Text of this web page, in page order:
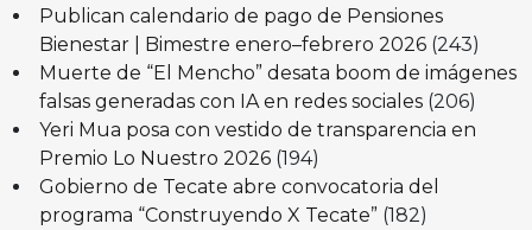
Publican calendario de pago de Pensiones
Bienestar | Bimestre enero–febrero 2026 (243)
Muerte de “El Mencho” desata boom de imágenes
falsas generadas con IA en redes sociales (206)
Yeri Mua posa con vestido de transparencia en
Premio Lo Nuestro 2026 (194)
Gobierno de Tecate abre convocatoria del
programa “Construyendo X Tecate” (182)